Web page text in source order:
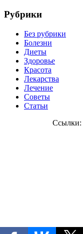
Рубрики
Без рубрики
Болезни
Диеты
Здоровье
Красота
Лекарства
Лечение
Советы
Статьи
Ссылки: